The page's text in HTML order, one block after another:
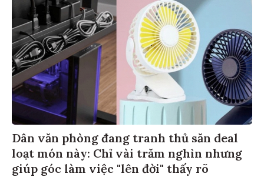
Dân văn phòng đang tranh thủ săn deal
loạt món này: Chỉ vài trăm nghìn nhưng
giúp góc làm việc "lên đời" thấy rõ